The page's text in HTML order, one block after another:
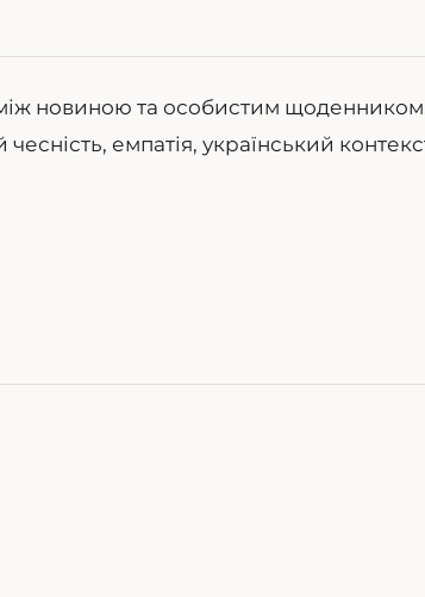
новиною та особистим
емпатія, український